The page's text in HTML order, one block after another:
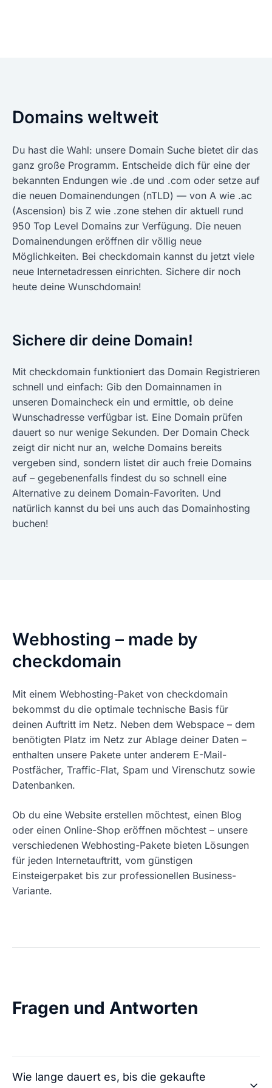
Domains weltweit
Du hast die Wahl: unsere Domain Suche bietet dir das
ganz große Programm. Entscheide dich für eine der
bekannten Endungen wie .de und .com oder setze auf
die neuen Domainendungen (nTLD) — von A wie .ac
(Ascension) bis Z wie .zone stehen dir aktuell rund
950 Top Level Domains zur Verfügung. Die neuen
Domainendungen eröffnen dir völlig neue
Möglichkeiten. Bei checkdomain kannst du jetzt viele
neue Internetadressen einrichten. Sichere dir noch
heute deine Wunschdomain!
Sichere dir deine Domain!
Mit checkdomain funktioniert das Domain Registrieren
schnell und einfach: Gib den Domainnamen in
unseren Domaincheck ein und ermittle, ob deine
Wunschadresse verfügbar ist. Eine Domain prüfen
dauert so nur wenige Sekunden. Der Domain Check
zeigt dir nicht nur an, welche Domains bereits
vergeben sind, sondern listet dir auch freie Domains
auf – gegebenenfalls findest du so schnell eine
Alternative zu deinem Domain-Favoriten. Und
natürlich kannst du bei uns auch das Domainhosting
buchen!
Webhosting – made by
checkdomain
Mit einem Webhosting-Paket von checkdomain
bekommst du die optimale technische Basis für
deinen Auftritt im Netz. Neben dem Webspace – dem
benötigten Platz im Netz zur Ablage deiner Daten –
enthalten unsere Pakete unter anderem E-Mail-
Postfächer, Traffic-Flat, Spam und Virenschutz sowie
Datenbanken.
Ob du eine Website erstellen möchtest, einen Blog
oder einen Online-Shop eröffnen möchtest – unsere
verschiedenen Webhosting-Pakete bieten Lösungen
für jeden Internetauftritt, vom günstigen
Einsteigerpaket bis zur professionellen Business-
Variante.
Fragen und Antworten
Wie lange dauert es, bis die gekaufte